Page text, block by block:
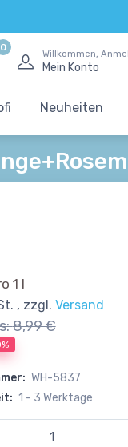
0
Willkommen,
Mein Konto
Neuheiten
1 l
, zzgl. Versand
8,99 €
WH-5837
1 - 3 Werktage